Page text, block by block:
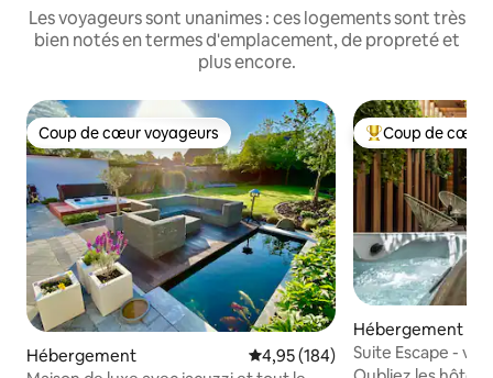
Les voyageurs sont unanimes : ces logements sont très
bien notés en termes d'emplacement, de propreté et
plus encore.
Coup de cœur voyageurs
Coup de cœur voyageurs
Hébergement Évaluation moyenne sur la
4,95 (184)
Coups de cœur
Coup de cœur
Hébergement
Suite Escape -
luxe